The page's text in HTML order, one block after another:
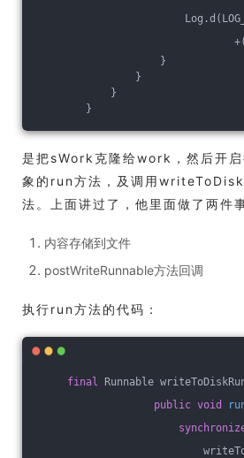
}
}
}
}
是把sWork克隆给work，然后开
象的run方法，及调用
法。上面讲过了，他里面做了两件
内容存储到文件
postWriteRunnable方法回调
执行run方法的代码：
final Runnable
public void
writeToFile(mcr,